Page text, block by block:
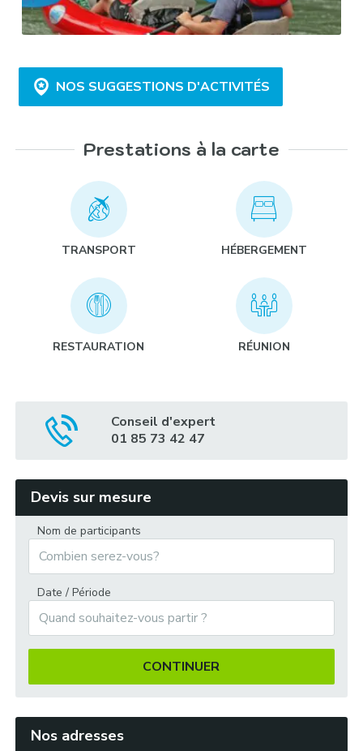
NOS SUGGESTIONS D'ACTIVITÉS
Incentive en Kayak :
Rando VTT :
Prestations à la carte
TRANSPORT HÉBERGEMENT
RESTAURATION RÉUNION
Conseil d'expert
01 85 73 42 47
Devis sur mesure
Nom de participants
Date / Période
CONTINUER
Nos adresses